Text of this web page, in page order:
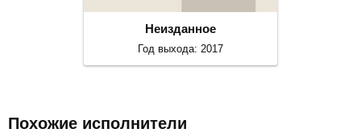
Неизданное
Год выхода: 2017
Похожие исполнители